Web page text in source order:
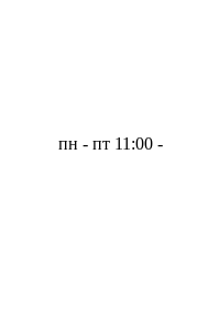
пн - пт 11:00 -